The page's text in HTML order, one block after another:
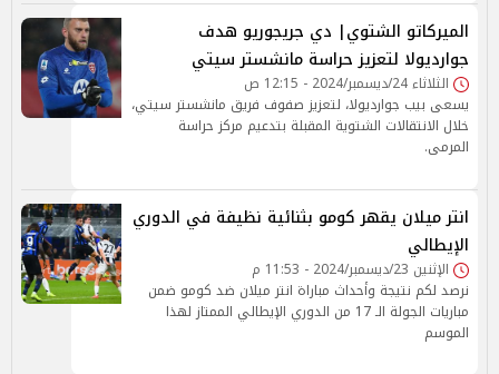
الميركاتو الشتوي| دي جريجوريو هدف
جوارديولا لتعزيز حراسة مانشستر سيتي
الثلاثاء 24/ديسمبر/2024 - 12:15 ص
يسعى بيب جوارديولا، لتعزيز صفوف فريق مانشستر سيتي،
خلال الانتقالات الشتوية المقبلة بتدعيم مركز حراسة
المرمى.
انتر ميلان يقهر كومو بثنائية نظيفة في الدوري
الإيطالي
الإثنين 23/ديسمبر/2024 - 11:53 م
نرصد لكم نتيجة وأحداث مباراة انتر ميلان ضد كومو ضمن
مباريات الجولة الـ 17 من الدوري الإيطالي الممتاز لهذا
الموسم